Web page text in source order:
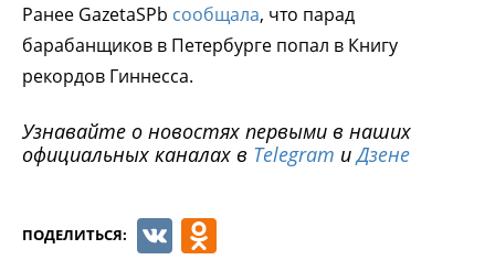
Ранее GazetaSPb сообщала, что парад
барабанщиков в Петербурге попал в Книгу
рекордов Гиннесса.
Узнавайте о новостях первыми в наших
официальных каналах в Telegram иДзене
ПОДЕЛИТЬСЯ: VK